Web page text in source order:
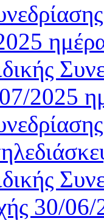
2025
30/06/